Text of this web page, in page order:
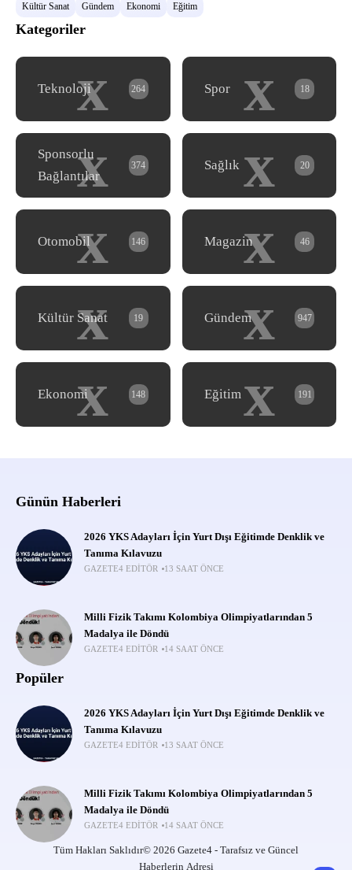
Kültür Sanat
Gündem Ekonomi Eğitim
Kategoriler
x
Teknoloji 264 x
Spor 18
x
Sponsorlu
Bağlantılar
374 x
Sağlık 20
x
Otomobil 146 x
Magazin 46
x
Kültür Sanat 19 x
Gündem 947
x
Ekonomi 148 x
Eğitim 191
Günün Haberleri
2026 YKS Adayları İçin Yurt Dışı Eğitimde Denklik ve
Tanıma Kılavuzu
GAZETE4 EDITÖR 13 SAAT ÖNCE
Milli Fizik Takımı Kolombiya Olimpiyatlarından 5
Madalya ile Döndü
GAZETE4 EDITÖR 14 SAAT ÖNCE
Popüler
2026 YKS Adayları İçin Yurt Dışı Eğitimde Denklik ve
Tanıma Kılavuzu
GAZETE4 EDITÖR 13 SAAT ÖNCE
Milli Fizik Takımı Kolombiya Olimpiyatlarından 5
Madalya ile Döndü
GAZETE4 EDITÖR 14 SAAT ÖNCE
Tüm Hakları Saklıdır© 2026 Gazete4 - Tarafsız ve Güncel
Haberlerin Adresi